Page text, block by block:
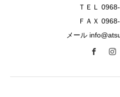
ＴＥＬ
ＦＡＸ
メール